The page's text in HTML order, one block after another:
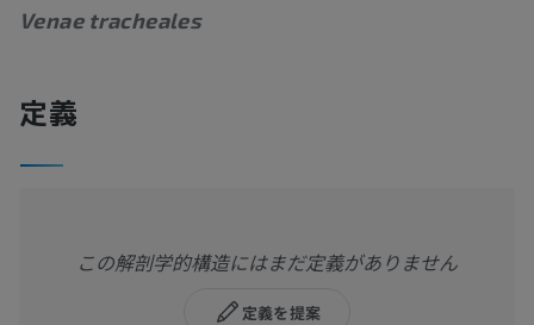
Venae tracheales
定義
この解剖学的構造にはまだ定義がありません
定義を提案